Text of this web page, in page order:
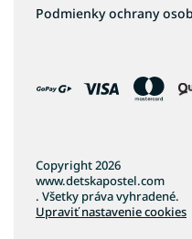
Podmienky ochrany
Copyright 2026
www.detskapostel.com
. Všetky práva vyhradené.
Upraviť nastavenie cookies